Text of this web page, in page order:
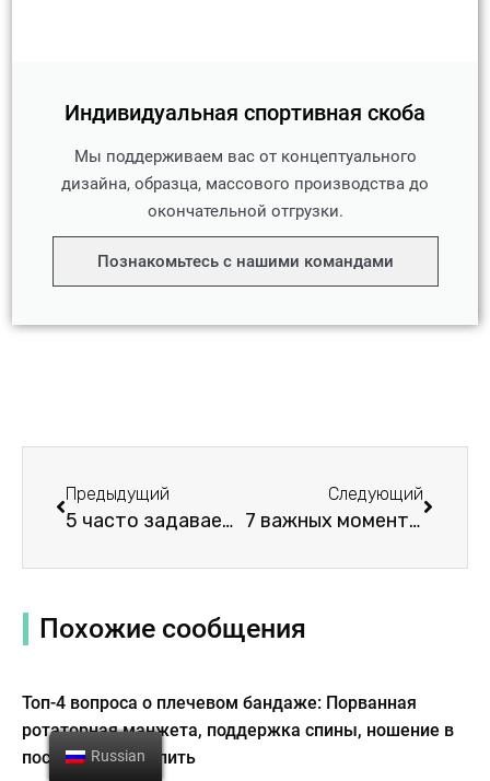
Индивидуальная спортивная скоба
Мы поддерживаем вас от концептуального
дизайна, образца, массового производства до
окончательной отгрузки.
Познакомьтесь с нашими командами
Предыдущий
5 часто задаваемых вопросов о Web Knee Brace: Советы и рекомендации
Следующий
7 важных моментов о коленных брекетах CTi: Советы и рекомендации
Похожие сообщения
Топ-4 вопроса о плечевом бандаже: Порванная
ротаторная манжета, поддержка спины, ношение в
постели и где купить
Russian